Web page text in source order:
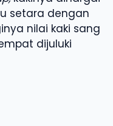
setara dengan
nilai kaki sang
dijuluki